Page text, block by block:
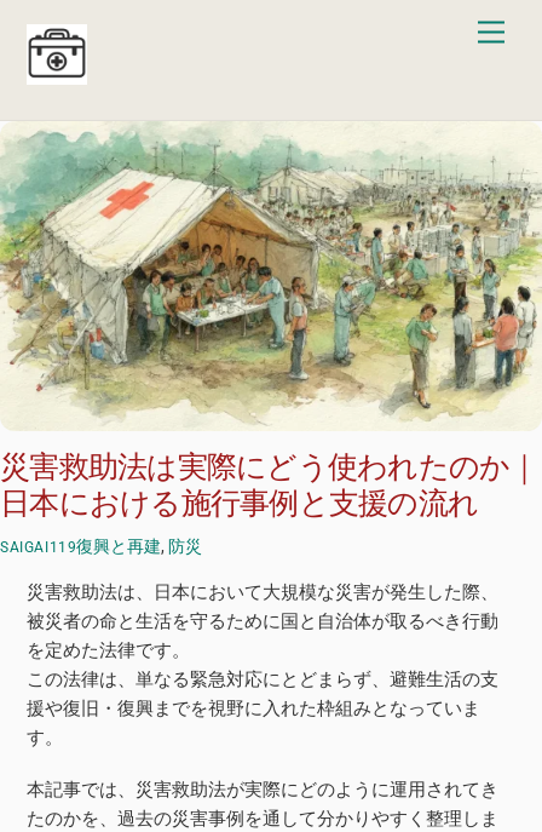
content
災害救助法は実際にどう使われたのか｜
日本における施行事例と支援の流れ
SAIGAI119復興と再建, 防災
災害救助法は、日本において大規模な災害が発生した際、
被災者の命と生活を守るために国と自治体が取るべき行動
を定めた法律です。
この法律は、単なる緊急対応にとどまらず、避難生活の支
援や復旧・復興までを視野に入れた枠組みとなっていま
す。
本記事では、災害救助法が実際にどのように運用されてき
たのかを、過去の災害事例を通して分かりやすく整理しま